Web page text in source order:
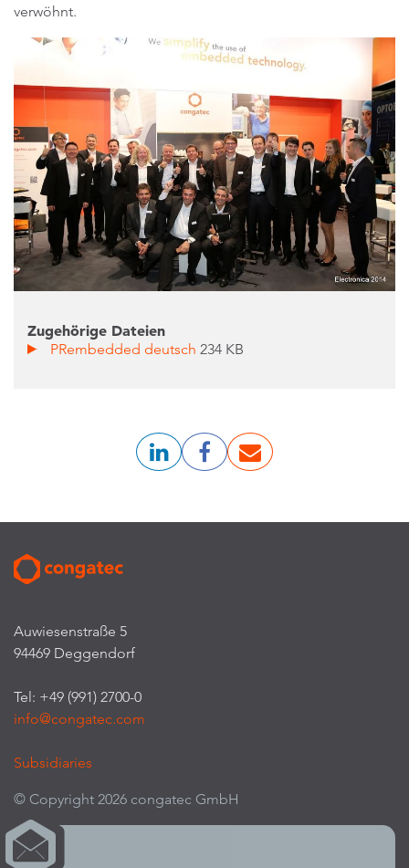
verwöhnt.
Zugehörige Dateien
PRembedded deutsch234 KB
Auwiesenstraße 5
94469 Deggendorf
Tel: +49 (991) 2700-0
info@congatec.com
Subsidiaries
© Copyright 2026 congatec GmbH